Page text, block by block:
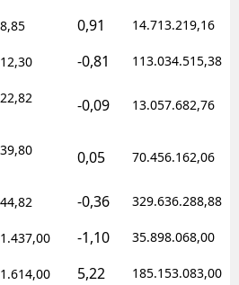
8,85 0,91 14.713.219,16
12,30 -0,81 113.034.515,38
22,82 -0,09 13.057.682,76
39,80 0,05 70.456.162,06
44,82 -0,36 329.636.288,88
1.437,00 -1,10 35.898.068,00
1.614,00 5,22 185.153.083,00